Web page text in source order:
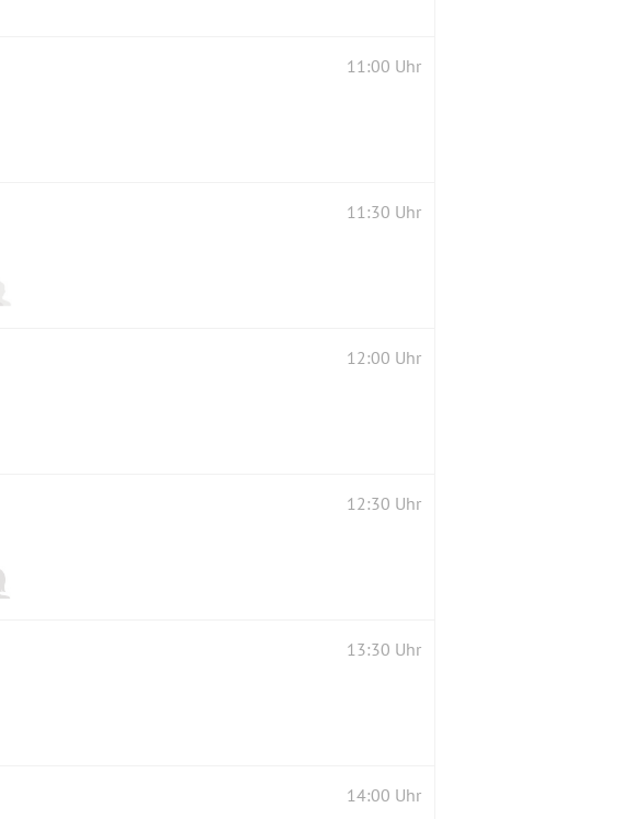
11:00 Uhr
11:30 Uhr
12:00 Uhr
12:30 Uhr
13:30 Uhr
14:00 Uhr